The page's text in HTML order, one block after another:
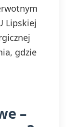
Lipskiej
gdzie
–